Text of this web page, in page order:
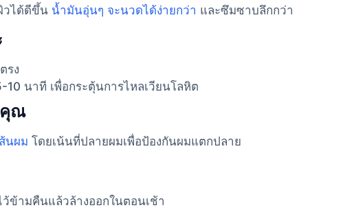
วได้ดีขึ้น น้ำมันอุ่นๆ จะนวดได้ง่ายกว่า และซึมซาบลึกกว่า
รง
10 นาที เพื่อกระตุ้นการไหลเวียนโลหิต
คุณ
นผม โดยเน้นที่ปลายผมเพื่อป้องกันผมแตกปลาย
ข้ามคืนแล้วล้างออกในตอนเช้า